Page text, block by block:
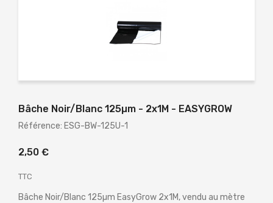
Bâche Noir/Blanc 125µm - 2x1M - EASYGROW
Référence: ESG-BW-125U-1
2,50 €
TTC
Bâche Noir/Blanc 125µm EasyGrow 2x1M, vendu au mètre